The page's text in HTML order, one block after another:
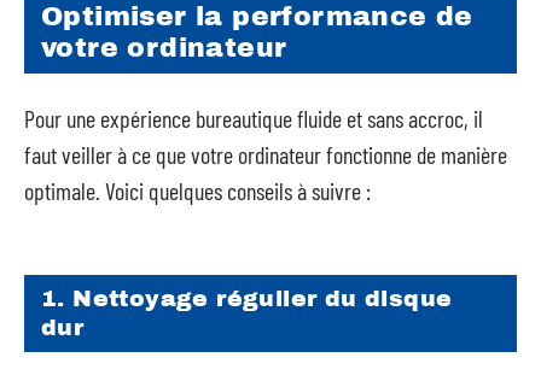
Optimiser la performance de
votre ordinateur
Pour une expérience bureautique fluide et sans accroc, il
faut veiller à ce que votre ordinateur fonctionne de manière
optimale. Voici quelques conseils à suivre :
1. Nettoyage régulier du disque
dur